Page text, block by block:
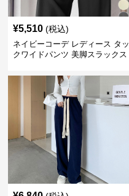
¥5,510 (税込)
ネイビーコーデ レディース タッ
クワイドパンツ 美脚スラックス